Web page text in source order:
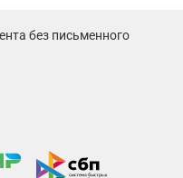
без письменного